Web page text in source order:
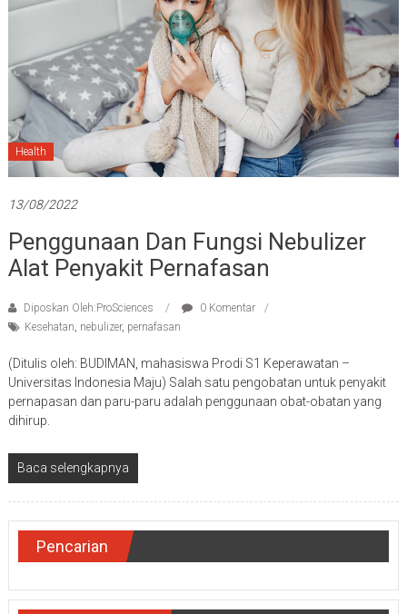
Health
13/08/2022
Penggunaan Dan Fungsi Nebulizer
Alat Penyakit Pernafasan
Diposkan Oleh:ProSciences
0 Komentar
Kesehatan nebulizer, pernafasan
(Ditulis oleh: BUDIMAN, mahasiswa Prodi S1 Keperawatan –
Universitas Indonesia Maju) Salah satu pengobatan untuk penyakit
pernapasan dan paru-paru adalah penggunaan obat-obatan yang
dihirup.
Baca selengkapnya
Pencarian